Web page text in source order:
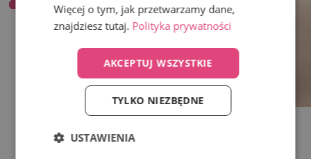
Wszystko w kategorii Biżuteria
Bransoletki
Więcej o tym, jak przetwarzamy dane,
znajdziesz tutaj. Polityka prywatności
AKCEPTUJ WSZYSTKIE
TYLKO NIEZBĘDNE
USTAWIENIA